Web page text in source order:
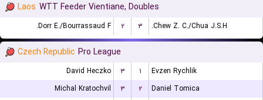
Laos WTT Feeder Vientiane, Doubles
Dorr E./Bourrassaud F. ۲ ۳ Chew Z. C./Chua J.S.H.
Czech Republic Pro League
David Heczko ۳ ۱
Evzen Rychlik
Michal Kratochvil
۳ ۲
Daniel Tomica